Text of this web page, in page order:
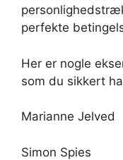
perfekte
Her er nogle
som du sikkert
Marianne Jelved
Simon Spies